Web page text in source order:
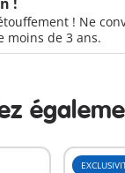
! Ne
moins de 3 ans.